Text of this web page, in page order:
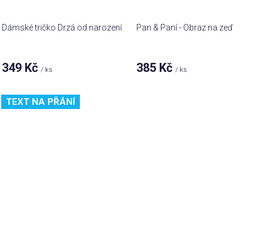
Dámské tričko Drzá od narození
349 Kč / ks
Pan & Paní - Obraz na zeď
385 Kč / ks
TEXT NA PŘÁNÍ